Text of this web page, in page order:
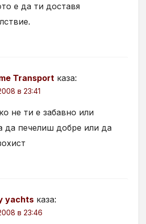
е да ти доставя
Transport каза:
в 23:41
не ти е забавно или
да печелиш добре или да
yachts каза:
в 23:46